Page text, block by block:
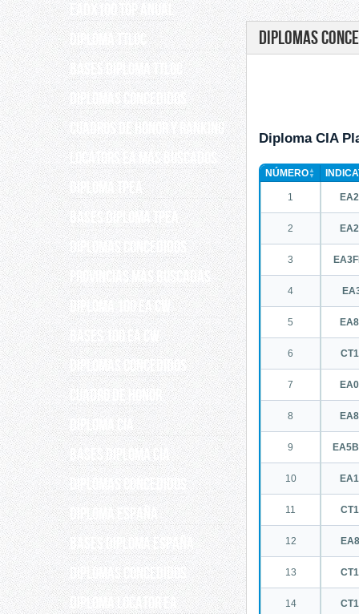
EADX100 TOP ANUAL
DIPLOMA TTLOC
Bases Diploma TTLOC
DIPLOMAS CONCEDIDOS
Cuadros de Honor y Ranking
Locators EA más buscados
DIPLOMA TPEA
BASES DIPLOMA TPEA
DIPLOMAS CONCEDIDOS
Provincias más buscadas
DIPLOMA 100 EA CW
BASES 100 EA CW
DIPLOMAS CONCEDIDOS
Cuadro de Honor
DIPLOMA CIA
BASES DIPLOMA CIA
DIPLOMAS CONCEDIDOS
DIPLOMA ESPAÑA
BASES DIPLOMA ESPAÑA
Diplomas concedidos
Diploma Locator EA
DIPLOMAS
Diploma CIA
NÚMERO ▲
▼
1
2
3
4
5
6
7
8
9
10
11
12
13
14